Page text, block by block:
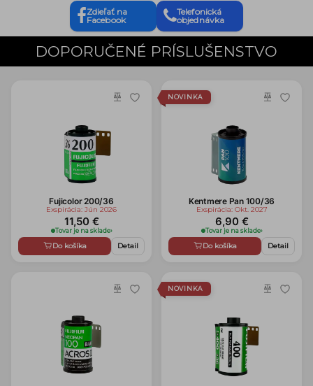
Zdieľať na
Facebook
Telefonická
objednávka
DOPORUČENÉ PRÍSLUŠENSTVO
Fujicolor 200/36
Exspirácia: Jún 2026
11,50 €
Tovar je na sklade›
Do košíka Detail
NOVINKA
Kentmere Pan 100/36
Exspirácia: Okt. 2027
6,90 €
Tovar je na sklade›
Do košíka Detail
NOVINKA